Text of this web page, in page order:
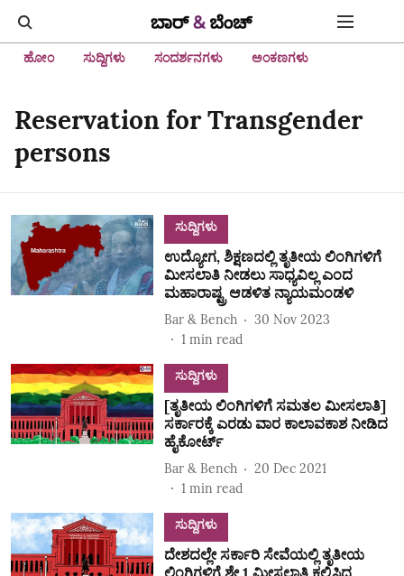
ಹೋಂ ಸುದ್ದಿಗಳು ಸಂದರ್ಶನಗಳು ಅಂಕಣಗಳು
Reservation for Transgender
persons
ಸುದ್ದಿಗಳು
ಉದ್ಯೋಗ, ಶಿಕ್ಷಣದಲ್ಲಿ ತೃತೀಯ ಲಿಂಗಿಗಳಿಗೆ
ಮೀಸಲಾತಿ ನೀಡಲು ಸಾಧ್ಯವಿಲ್ಲ ಎಂದ
ಮಹಾರಾಷ್ಟ್ರ ಆಡಳಿತ ನ್ಯಾಯಮಂಡಳಿ
Bar & Bench
30 Nov 2023
1 min read
ಸುದ್ದಿಗಳು
[ತೃತೀಯ ಲಿಂಗಿಗಳಿಗೆ ಸಮತಲ ಮೀಸಲಾತಿ]
ಸರ್ಕಾರಕ್ಕೆ ಎರಡು ವಾರ ಕಾಲಾವಕಾಶ ನೀಡಿದ
ಹೈಕೋರ್ಟ್‌
Bar & Bench
20 Dec 2021
1 min read
ಸುದ್ದಿಗಳು
ದೇಶದಲ್ಲೇ ಸರ್ಕಾರಿ ಸೇವೆಯಲ್ಲಿ ತೃತೀಯ
ಲಿಂಗಿಗಳಿಗೆ ಶೇ.1 ಮೀಸಲಾತಿ ಕಲ್ಪಿಸಿದ